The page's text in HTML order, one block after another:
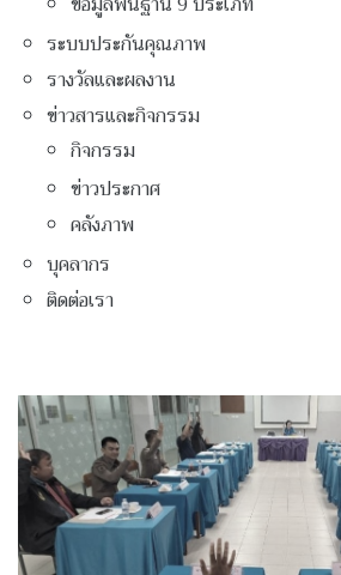
ระบบประกันคุณภาพ
รางวัลและผลงาน
ข่าวสารและกิจกรรม
กิจกรรม
ข่าวประกาศ
คลังภาพ
บุคลากร
ติดต่อเรา